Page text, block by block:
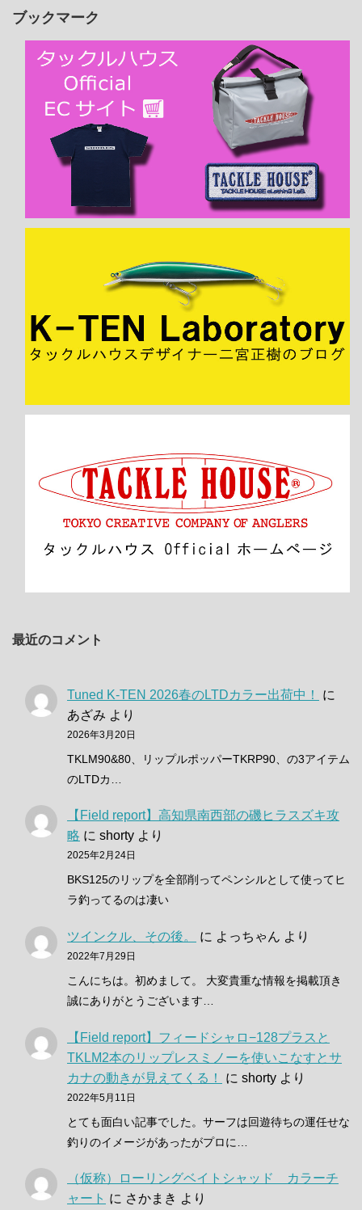
ブックマーク
最近のコメント
Tuned K-TEN 2026春のLTDカラー出荷中！
に
あざみ より
2026年3月20日
TKLM90&80、リップルポッパーTKRP90、の3アイテム
のLTDカ…
【Field report】高知県南西部の磯ヒラスズキ攻
略 に shorty より
2025年2月24日
BKS125のリップを全部削ってペンシルとして使ってヒ
ラ釣ってるのは凄い
ツインクル、その後。 に よっちゃん より
2022年7月29日
こんにちは。初めまして。 大変貴重な情報を掲載頂き
誠にありがとうございます…
【Field report】フィードシャロ−128プラスと
TKLM2本のリップレスミノーを使いこなすとサ
カナの動きが見えてくる！
に shorty より
2022年5月11日
とても面白い記事でした。サーフは回遊待ちの運任せな
釣りのイメージがあったがプロに…
（仮称）ローリングベイトシャッド カラーチ
ャート に さかまき より